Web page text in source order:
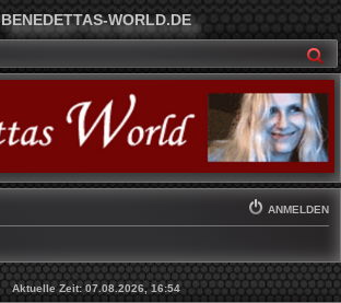
BENEDETTAS-WORLD.DE
ANMELDEN
Aktuelle Zeit: 07.08.2026, 16:54